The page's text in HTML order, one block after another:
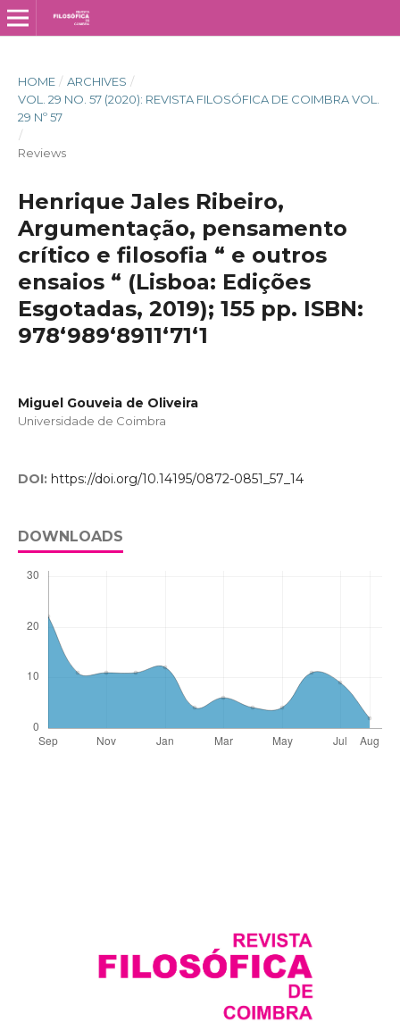
HOME / ARCHIVES /
VOL. 29 NO. 57 (2020): REVISTA FILOSÓFICA DE COIMBRA VOL.
29 Nº 57
/
Reviews
Henrique Jales Ribeiro,
Argumentação, pensamento
crítico e filosofia “ e outros
ensaios “ (Lisboa: Edições
Esgotadas, 2019); 155 pp. ISBN:
978­‘989­‘8911­‘71­‘1
Miguel Gouveia de Oliveira
Universidade de Coimbra
DOI: https://doi.org/10.14195/0872-0851_57_14
DOWNLOADS